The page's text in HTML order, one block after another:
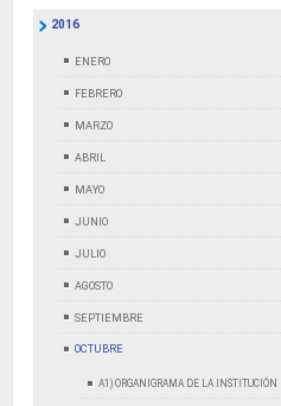
2016
ENERO
FEBRERO
MARZO
ABRIL
MAYO
JUNIO
JULIO
AGOSTO
SEPTIEMBRE
OCTUBRE
A1) ORGANIGRAMA DE LA INSTITUCIÓN